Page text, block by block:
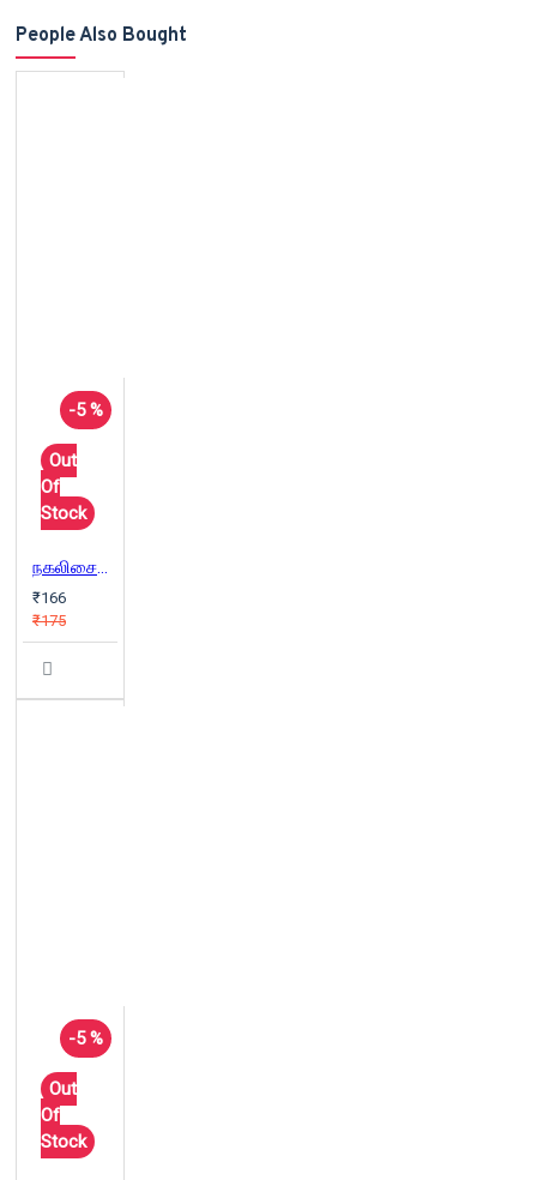
People Also Bought
-5 %
Out
Of
Stock
நகலிசைக் கலைஞன்
₹166
₹175
-5 %
Out
Of
Stock